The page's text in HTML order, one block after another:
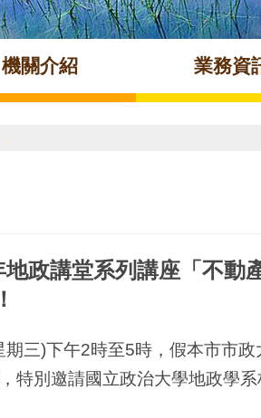
機關介紹 業務資
政講堂系列講座「不
三)下午2時至5時，假本市市
特別邀請國立政治大學地政學